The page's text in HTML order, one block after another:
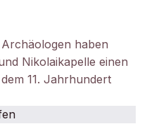
haben
Nikolaikapelle einen
11. Jahrhundert